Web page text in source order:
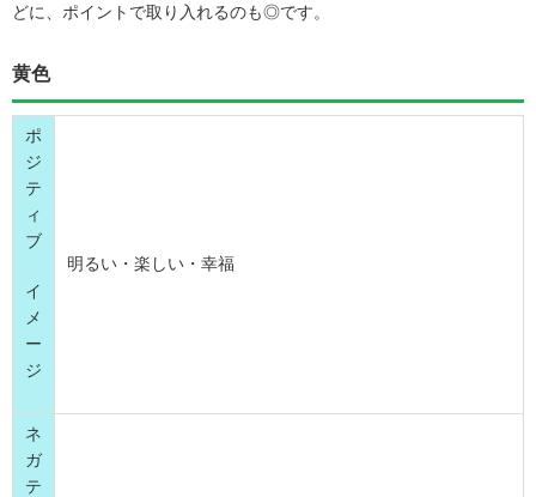
どに、ポイントで取り入れるのも◎です。
黄色
ポ
ジ
テ
ィ
ブ
イ
メ
ー
ジ
明るい・楽しい・幸福
ネ
ガ
テ